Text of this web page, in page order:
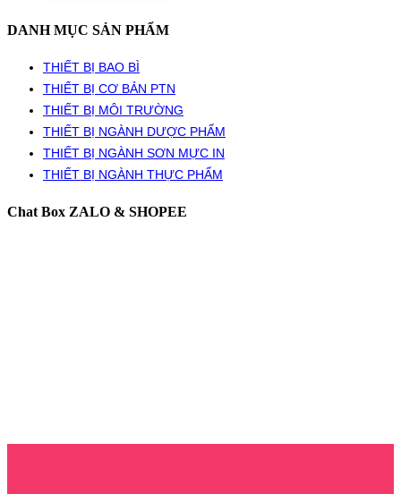
DANH MỤC SẢN PHẨM
THIẾT BỊ BAO BÌ
THIẾT BỊ CƠ BẢN PTN
THIẾT BỊ MÔI TRƯỜNG
THIẾT BỊ NGÀNH DƯỢC PHẨM
THIẾT BỊ NGÀNH SƠN MỰC IN
THIẾT BỊ NGÀNH THỰC PHẨM
Chat Box ZALO & SHOPEE